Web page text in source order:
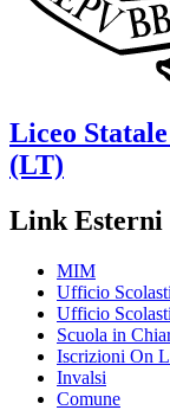
Liceo Statale
(LT)
Link Esterni
MIM
Ufficio
Ufficio
Scuola in
Iscrizioni On
Invalsi
Comune